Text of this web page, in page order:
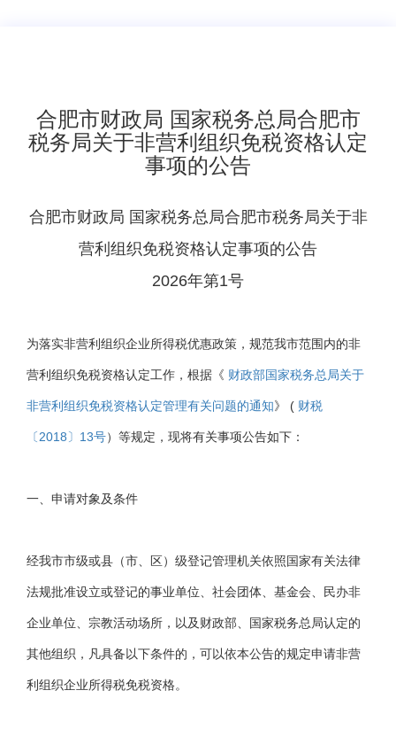
​合肥市财政局 国家税务总局合肥市
税务局关于非营利组织免税资格认定
事项的公告
合肥市财政局 国家税务总局合肥市税务局关于非
营利组织免税资格认定事项的公告
2026年第1号
为落实非营利组织企业所得税优惠政策，规范我市范围内的非
营利组织免税资格认定工作，根据《 财政部国家税务总局关于
非营利组织免税资格认定管理有关问题的通知》 ( 财税
〔2018〕13号）等规定，现将有关事项公告如下：
一、申请对象及条件
经我市市级或县（市、区）级登记管理机关依照国家有关法律
法规批准设立或登记的事业单位、社会团体、基金会、民办非
企业单位、宗教活动场所，以及财政部、国家税务总局认定的
其他组织，凡具备以下条件的，可以依本公告的规定申请非营
利组织企业所得税免税资格。